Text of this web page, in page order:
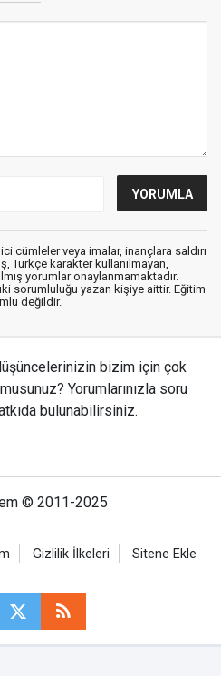
cümleler veya imalar, inançlara saldırı
Türkçe karakter kullanılmayan,
yorumlar onaylanmamaktadır.
sorumluluğu yazan kişiye aittir. Eğitim
değildir.
bizim için çok
Yorumlarınızla soru
bulunabilirsiniz.
© 2011-2025
Gizlilik İlkeleri Sitene Ekle